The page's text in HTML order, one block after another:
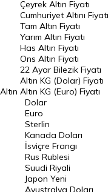
Endeksler
DÖVİZ
Döviz Kuru
Dolar Kuru
Euro Kuru
Pound Kuru
Frank Kuru
Riyal Kuru
Avustralya Doları
Altın
Çeyrek Altın Fiyatı
Cumhuriyet Altını Fiyatı
Tam Altın Fiyatı
Yarım Altın Fiyatı
Has Altın Fiyatı
Ons Altın Fiyatı
22 Ayar Bilezik Fiyatı
Altın KG (Dolar) Fiyatı
Altın KG (Euro) Fiyatı
Dolar
Euro
Sterlin
Kanada Doları
İsviçre Frangı
Rus Rublesi
Suudi Riyali
Japon Yeni
Avustralya Doları